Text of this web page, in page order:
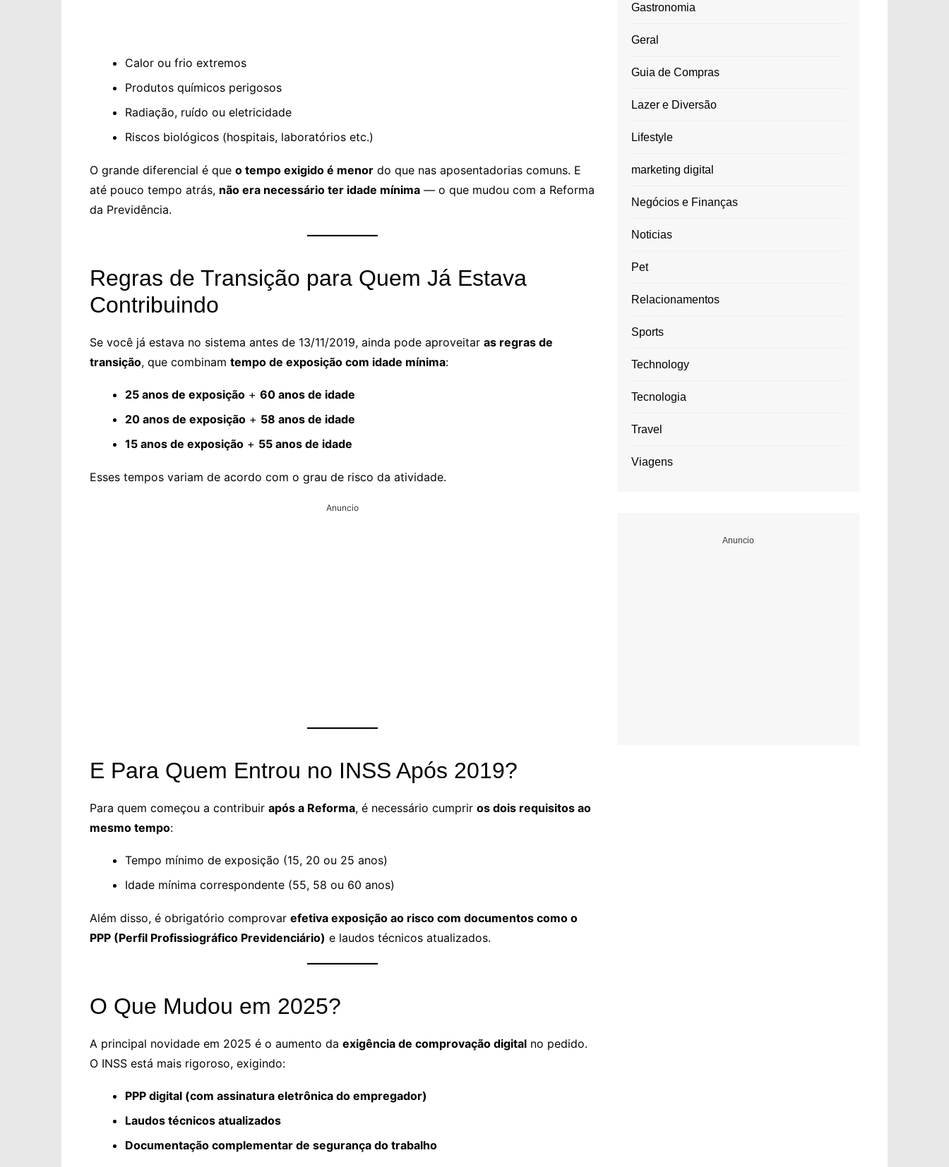
Calor ou frio extremos
Produtos químicos perigosos
Radiação, ruído ou eletricidade
Riscos biológicos (hospitais, laboratórios etc.)
O grande diferencial é que o tempo exigido é menor do que nas aposentadorias comuns. E
até pouco tempo atrás, não era necessário ter idade mínima — o que mudou com a Reforma
da Previdência.
Regras de Transição para Quem Já Estava
Contribuindo
Se você já estava no sistema antes de 13/11/2019, ainda pode aproveitar as regras de
transição, que combinam tempo de exposição com idade mínima:
25 anos de exposição + 60 anos de idade
20 anos de exposição + 58 anos de idade
15 anos de exposição + 55 anos de idade
Esses tempos variam de acordo com o grau de risco da atividade.
Anuncio
E Para Quem Entrou no INSS Após 2019?
Para quem começou a contribuir após a Reforma, é necessário cumprir os dois requisitos ao
mesmo tempo:
Tempo mínimo de exposição (15, 20 ou 25 anos)
Idade mínima correspondente (55, 58 ou 60 anos)
Além disso, é obrigatório comprovar efetiva exposição ao risco com documentos como o
PPP (Perfil Profissiográfico Previdenciário) e laudos técnicos atualizados.
O Que Mudou em 2025?
A principal novidade em 2025 é o aumento da exigência de comprovação digital no pedido.
O INSS está mais rigoroso, exigindo:
PPP digital (com assinatura eletrônica do empregador)
Laudos técnicos atualizados
Documentação complementar de segurança do trabalho
Gastronomia
Geral
Guia de Compras
Lazer e Diversão
Lifestyle
marketing digital
Negócios e Finanças
Noticias
Pet
Relacionamentos
Sports
Technology
Tecnologia
Travel
Viagens
Anuncio